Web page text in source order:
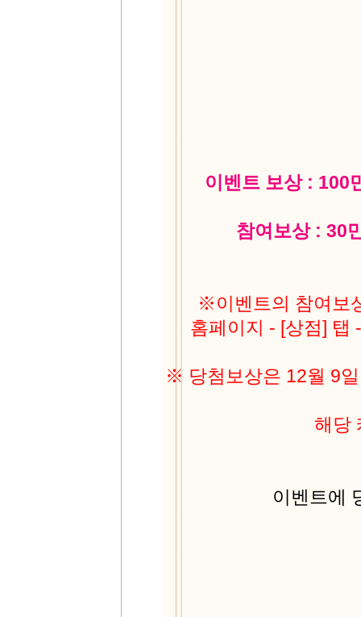
이벤트 보상 : 100
참여보상 : 30
※이벤트의 참여보
홈페이지 - [상점] 탭
※ 당첨보상은 12월 9
해당
이벤트에